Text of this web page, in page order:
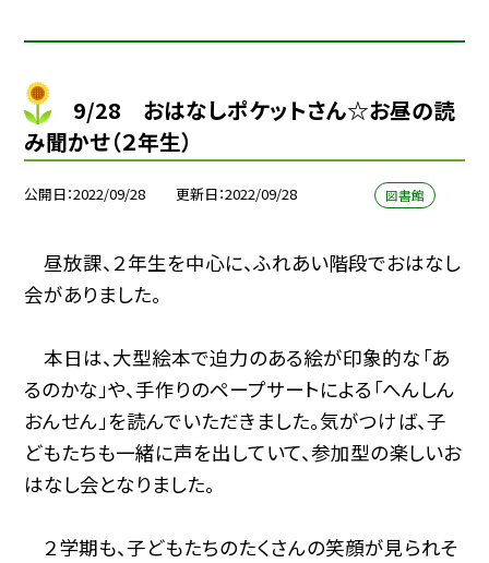
9/28 おはなしポケットさん☆お昼の読
み聞かせ（２年生）
公開日 2022/09/28 更新日 2022/09/28 図書館
昼放課、２年生を中心に、ふれあい階段でおはなし
会がありました。
本日は、大型絵本で迫力のある絵が印象的な「あ
るのかな」や、手作りのペープサートによる「へんしん
おんせん」を読んでいただきました。気がつけば、子
どもたちも一緒に声を出していて、参加型の楽しいお
はなし会となりました。
２学期も、子どもたちのたくさんの笑顔が見られそ